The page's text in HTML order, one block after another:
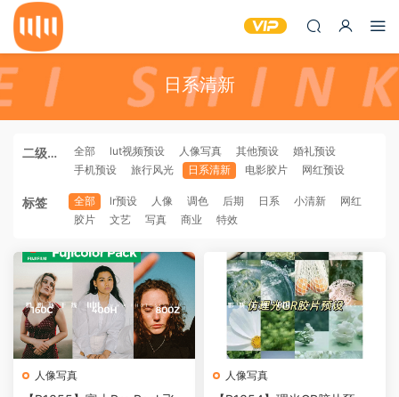
日系清新
二级分
全部 lut视频预设 人像写真 其他预设
婚礼预设
手机预设
旅行风光 日系清新 电影胶片 网红预设
标签 全部 lr预设 人像 调色 后期 日系 小清新
网红
胶片
文艺 写真 商业 特效
人像写真 人像写真